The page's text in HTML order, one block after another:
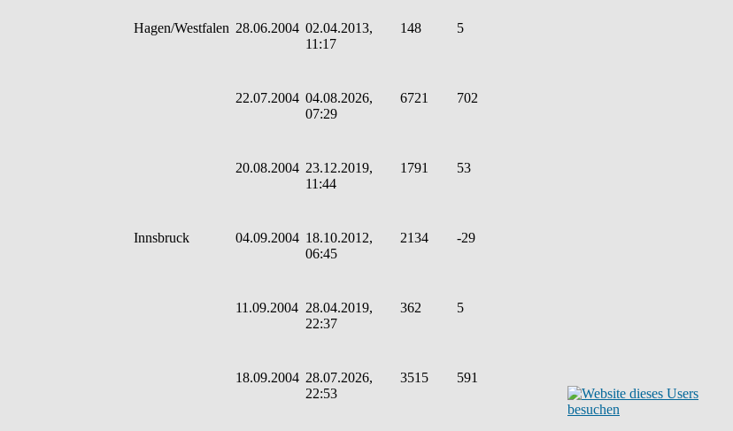
Hagen/Westfalen 28.06.2004 02.04.2013,
11:17
148 5
22.07.2004 04.08.2026,
07:29
6721 702
20.08.2004 23.12.2019,
11:44
1791 53
Innsbruck 04.09.2004 18.10.2012,
06:45
2134 -29
11.09.2004 28.04.2019,
22:37
362 5
18.09.2004 28.07.2026,
22:53
3515 591